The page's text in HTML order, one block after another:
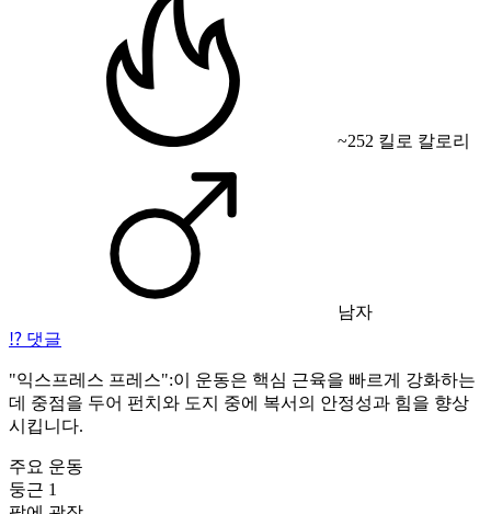
~252 킬로 칼로리
남자
⁉️ 댓글
"익스프레스 프레스":이 운동은 핵심 근육을 빠르게 강화하는
데 중점을 두어 펀치와 도지 중에 복서의 안정성과 힘을 향상
시킵니다.
주요 운동
둥근 1